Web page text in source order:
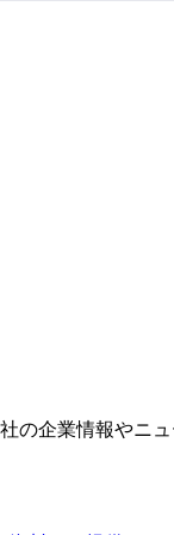
の企業情報やニ